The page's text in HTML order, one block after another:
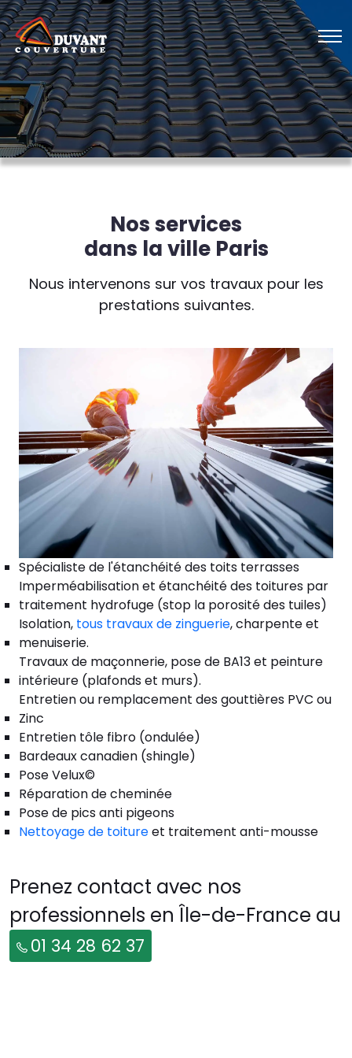
Nos services
dans la ville Paris
Nous intervenons sur vos travaux pour les
prestations suivantes.
Spécialiste de l'étanchéité des toits terrasses
Imperméabilisation et étanchéité des toitures par
traitement hydrofuge (stop la porosité des tuiles)
Isolation, tous travaux de zinguerie, charpente et
menuiserie.
Travaux de maçonnerie, pose de BA13 et peinture
intérieure (plafonds et murs).
Entretien ou remplacement des gouttières PVC ou
Zinc
Entretien tôle fibro (ondulée)
Bardeaux canadien (shingle)
Pose Velux©
Réparation de cheminée
Pose de pics anti pigeons
Nettoyage de toitureet traitement anti-mousse
Prenez contact avec nos
professionnels en Île-de-France au
01 34 28 62 37